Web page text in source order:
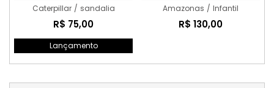
Caterpillar / sandalia
R$ 75,00
Lançamento
Amazonas / Infantil
R$ 130,00